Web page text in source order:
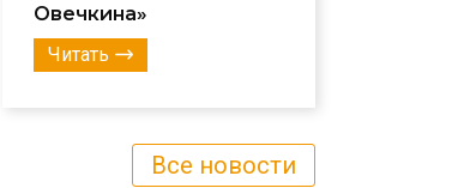
Овечкина»
Читать
Все новости